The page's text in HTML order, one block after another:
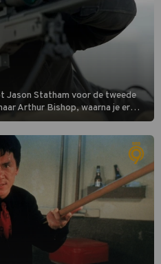
Jason Statham voor de tweede
Arthur Bishop, waarna je er
Bishops geplande pensioen niet